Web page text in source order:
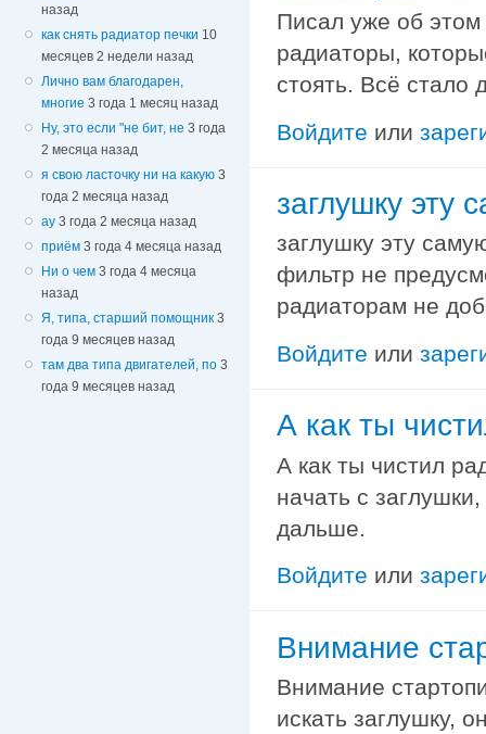
назад
как снять радиатор печки 10
месяцев 2 недели назад
Лично вам благодарен,
многие 3 года 1 месяц назад
Ну, это если "не бит, не 3 года
2 месяца назад
я свою ласточку ни на какую 3
года 2 месяца назад
ау 3 года 2 месяца назад
приём 3 года 4 месяца назад
Ни о чем 3 года 4 месяца
назад
Я, типа, старший помощник 3
года 9 месяцев назад
там два типа двигателей, по 3
года 9 месяцев назад
Писал уже об этом
радиаторы,
стоять. Всё стало
Войдите или
заглушку эту
заглушку эту
фильтр не
радиаторам не
Войдите или
А как ты
А как ты чистил
начать с
дальше.
Войдите или
Внимание
Внимание
искать заглушку,